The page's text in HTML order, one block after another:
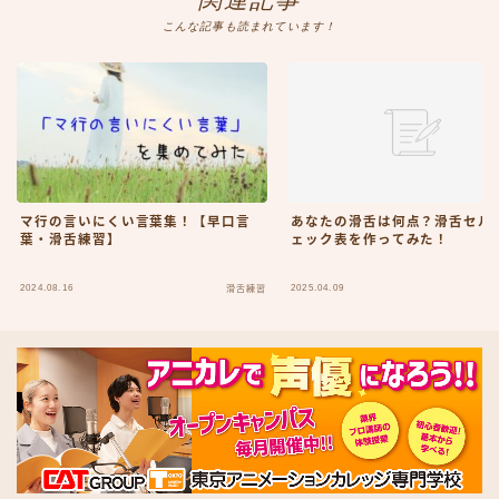
こんな記事も読まれています！
マ行の言いにくい言葉集！【早口言
葉・滑舌練習】
2024.08.16 滑舌練習
あなたの滑舌は何点？滑舌セル
ェック表を作ってみた！
2025.04.09